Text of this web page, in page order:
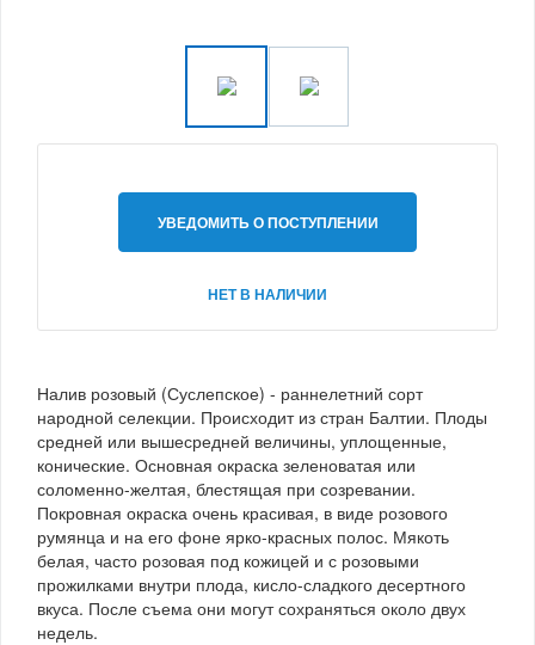
УВЕДОМИТЬ О ПОСТУПЛЕНИИ
НЕТ В НАЛИЧИИ
Налив розовый (Суслепское) - раннелетний сорт
народной селекции. Происходит из стран Балтии. Плоды
средней или вышесредней величины, уплощенные,
конические. Основная окраска зеленоватая или
соломенно-желтая, блестящая при созревании.
Покровная окраска очень красивая, в виде розового
румянца и на его фоне ярко-красных полос. Мякоть
белая, часто розовая под кожицей и с розовыми
прожилками внутри плода, кисло-сладкого десертного
вкуса. После съема они могут сохраняться около двух
недель.